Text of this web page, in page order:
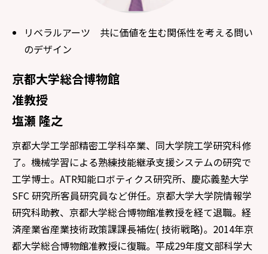
リベラルアーツ 共に価値を生む関係性を考える問い
のデザイン
京都大学総合博物館
准教授
塩瀬 隆之
京都大学工学部精密工学科卒業、同大学院工学研究科修
了。機械学習による熟練技能継承支援システムの研究で
工学博士。ATR知能ロボティクス研究所、慶応義塾大学
SFC 研究所客員研究員など併任。京都大学大学院情報学
研究科助教、京都大学総合博物館准教授を経て退職。経
済産業省産業技術政策課課長補佐( 技術戦略)。2014年京
都大学総合博物館准教授に復職。平成29年度文部科学大